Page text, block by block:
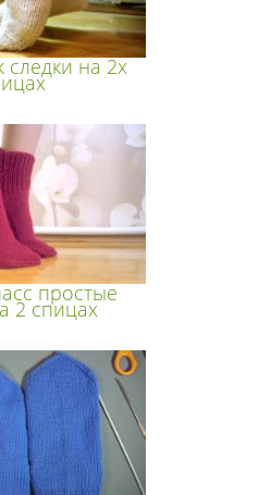
следки на 2х
простые
2 спицах